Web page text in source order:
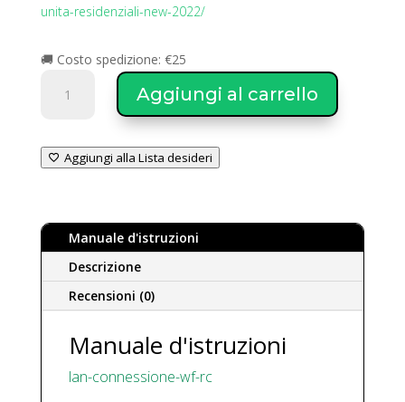
unita-residenziali-new-2022/
🚚 Costo spedizione: €25
Residenziali
quantità
Aggiungi al carrello
Aggiungi alla Lista desideri
Manuale d'istruzioni
Descrizione
Recensioni (0)
Manuale d'istruzioni
lan-connessione-wf-rc